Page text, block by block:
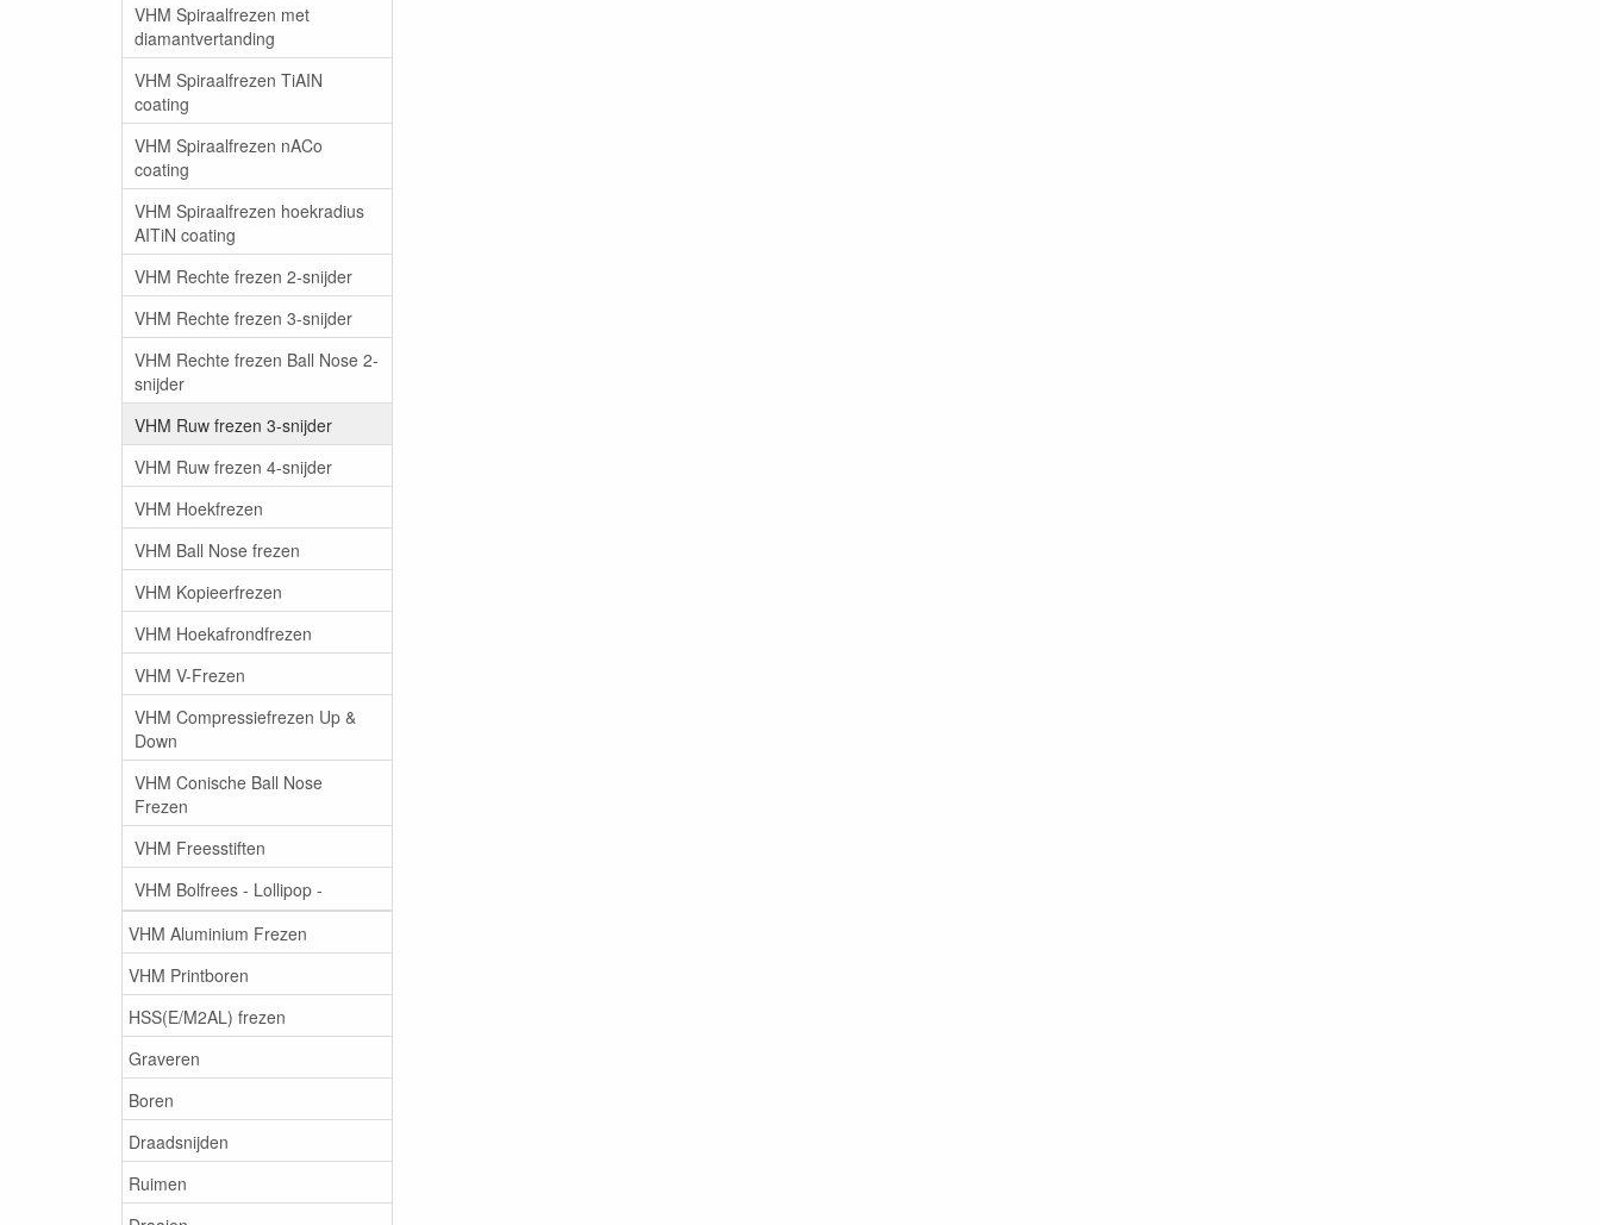
VHM Spiraalfrezen met
diamantvertanding
VHM Spiraalfrezen TiAIN
coating
VHM Spiraalfrezen nACo
coating
VHM Spiraalfrezen hoekradius
AITiN coating
VHM Rechte frezen 2-snijder
VHM Rechte frezen 3-snijder
VHM Rechte frezen Ball Nose 2-
snijder
VHM Ruw frezen 3-snijder
VHM Ruw frezen 4-snijder
VHM Hoekfrezen
VHM Ball Nose frezen
VHM Kopieerfrezen
VHM Hoekafrondfrezen
VHM V-Frezen
VHM Compressiefrezen Up &
Down
VHM Conische Ball Nose
Frezen
VHM Freesstiften
VHM Bolfrees - Lollipop -
VHM Aluminium Frezen
VHM Printboren
HSS(E/M2AL) frezen
Graveren
Boren
Draadsnijden
Ruimen